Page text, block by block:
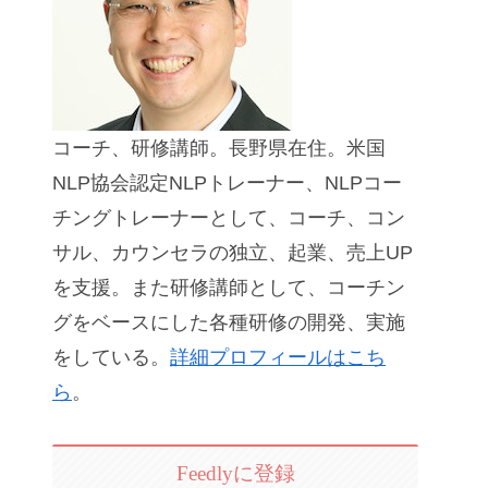
コーチ、研修講師。長野県在住。米国
NLP協会認定NLPトレーナー、NLPコー
チングトレーナーとして、コーチ、コン
サル、カウンセラの独立、起業、売上UP
を支援。また研修講師として、コーチン
グをベースにした各種研修の開発、実施
をしている。 詳細プロフィールはこち
ら 。
Feedlyに登録